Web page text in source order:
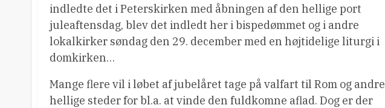
indledte det i Peterskirken med åbningen af den hellige port
juleaftensdag, blev det indledt her i bispedømmet og i andre
lokalkirker søndag den 29. december med en højtidelige liturgi i
domkirken…
Mange flere vil i løbet af jubelåret tage på valfart til Rom og andre
hellige steder for bl.a. at vinde den fuldkomne aflad. Dog er der